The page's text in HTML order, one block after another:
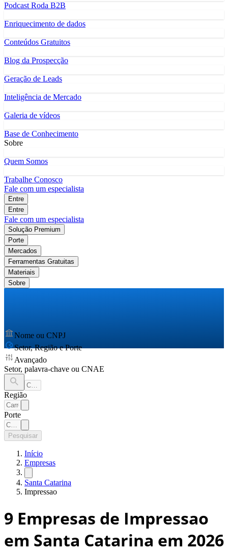
Podcast Roda B2B
Enriquecimento de dados
Conteúdos Gratuitos
Blog da Prospecção
Geração de Leads
Inteligência de Mercado
Galeria de vídeos
Base de Conhecimento
Sobre
Quem Somos
Trabalhe Conosco
Fale com um especialista
Entre
Entre
Fale com um especialista
Solução Premium
Porte
Mercados
Ferramentas Gratuitas
Materiais
Sobre
Nome ou CNPJ
Setor, Região e Porte
Avançado
Setor, palavra-chave ou CNAE
Região
Porte
Pesquisar
Início
Empresas
Santa Catarina
Impressao
9 Empresas de Impressao
em Santa Catarina em 2026